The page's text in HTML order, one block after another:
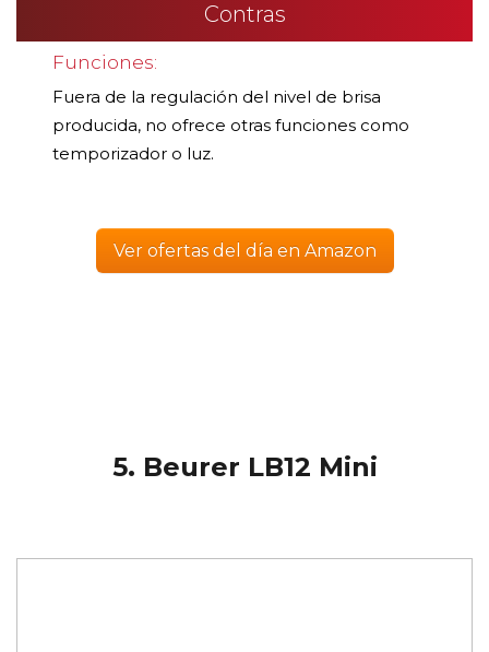
Contras
Funciones:
Fuera de la regulación del nivel de brisa
producida, no ofrece otras funciones como
temporizador o luz.
Ver ofertas del día en Amazon
5. Beurer LB12 Mini